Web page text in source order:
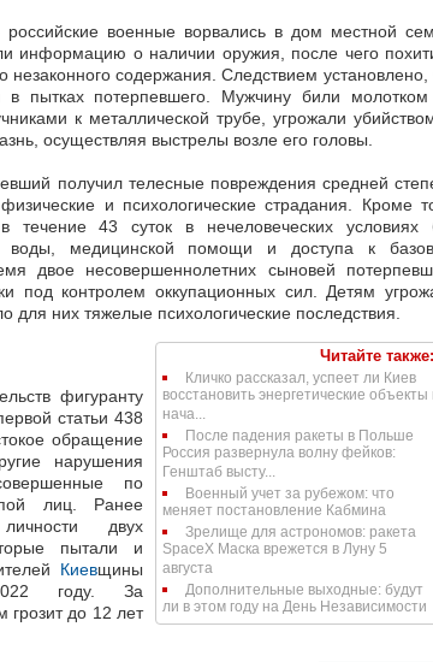
военные ворвались в дом местной
информацию о наличии оружия, после чего
незаконного содержания.Следствием установлено,
в пытках потерпевшего. Мужчину били
к металлической трубе, угрожали
осуществляя выстрелы возле его головы.
получил телесные повреждения средней
и психологические страдания. Кроме
течение 43 суток в нечеловеческих условиях
воды, медицинской помощи и доступа к
двое несовершеннолетних сыновей
под контролем оккупационных сил. Детям
для них тяжелые психологические последствия.
Читайте также:
Кличко рассказал, успеет ли Киев
восстановить энергетические объекты
нача...
После падения ракеты в Польше
Россия развернула волну фейков:
Генштаб высту...
Военный учет за рубежом: что
меняет постановление Кабмина
Зрелище для астрономов: ракета
SpaceX Маска врежется в Луну 5
августа
Дополнительные выходные: будут
ли в этом году на День Независимости
фигуранту
статьи 438
обращение
нарушения
по
лиц. Ранее
двух
пытали и
Киевщины
году. За
грозит до 12 лет